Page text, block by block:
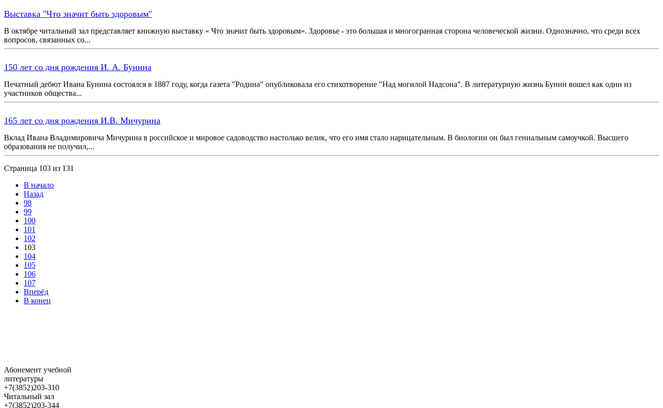
Выставка "Что значит быть здоровым"
В октябре читальный зал представляет книжную выставку « Что значит быть здоровым». Здоровье - это большая и многогранная сторона человеческой жизни. Однозначно, что среди всех
вопросов, связанных со...
150 лет со дня рождения И. А. Бунина
Печатный дебют Ивана Бунина состоялся в 1887 году, когда газета "Родина" опубликовала его стихотворение "Над могилой Надсона". В литературную жизнь Бунин вошел как один из
участников общества...
165 лет со дня рождения И.В. Мичурина
Вклад Ивана Владимировича Мичурина в российское и мировое садоводство настолько велик, что его имя стало нарицательным. В биологии он был гениальным самоучкой. Высшего
образования не получил,...
Страница 103 из 131
В начало
Назад
98
99
100
101
102
103
104
105
106
107
Вперёд
В конец
Абонемент учебной
литературы
+7(3852)203-310
Читальный зал
+7(3852)203-344